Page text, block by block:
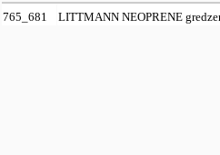
765_681
LITTMANN NEOPRENE